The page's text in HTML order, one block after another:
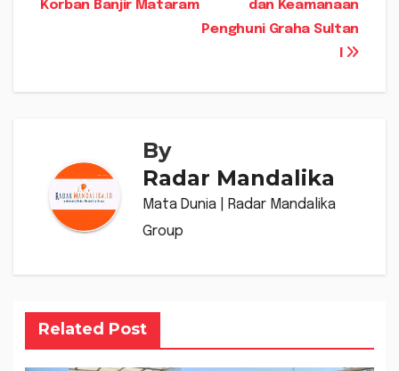
dan Keamanaan
Penghuni Graha Sultan
Korban Banjir Mataram
By
Radar Mandalika
Mata Dunia | Radar Mandalika
Group
Related Post